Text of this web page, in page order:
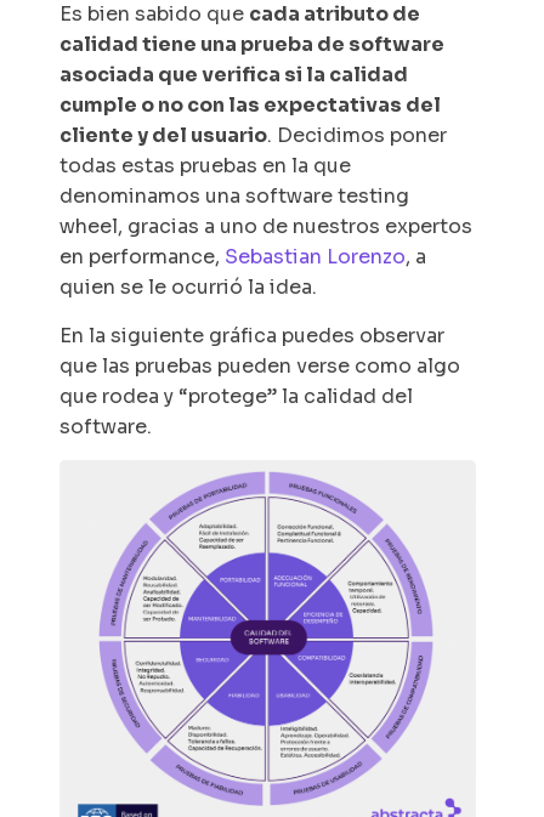
Es bien sabido que cada atributo de
calidad tiene una prueba de software
asociada que verifica si la calidad
cumple o no con las expectativas del
cliente y del usuario. Decidimos poner
todas estas pruebas en la que
denominamos una software testing
wheel, gracias a uno de nuestros expertos
en performance, Sebastian Lorenzo, a
quien se le ocurrió la idea.
En la siguiente gráfica puedes observar
que las pruebas pueden verse como algo
que rodea y “protege” la calidad del
software.